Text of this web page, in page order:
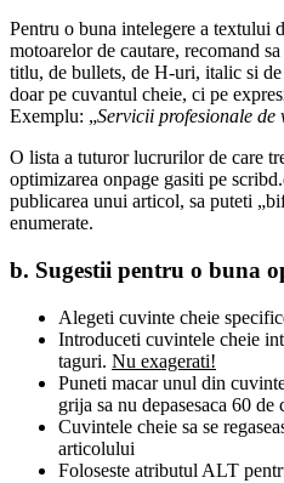
Pentru o buna intelegere a textului
motoarelor de cautare, recomand
titlu, de bullets, de H-uri, italic si
doar pe cuvantul cheie, ci pe
Exemplu: „Servicii profesionale de
O lista a tuturor lucrurilor de care
optimizarea onpage gasiti pe
publicarea unui articol, sa puteti
enumerate.
b. Sugestii pentru o buna
Alegeti cuvinte cheie
Introduceti cuvintele cheie
taguri. Nu exagerati!
Puneti macar unul din
grija sa nu depasesaca 60 de
Cuvintele cheie sa se
articolului
Foloseste atributul ALT